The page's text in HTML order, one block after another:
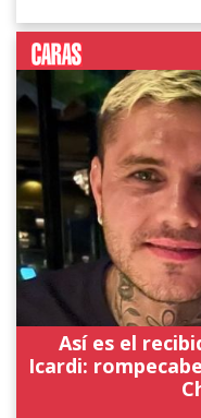
Así es el
Icardi: